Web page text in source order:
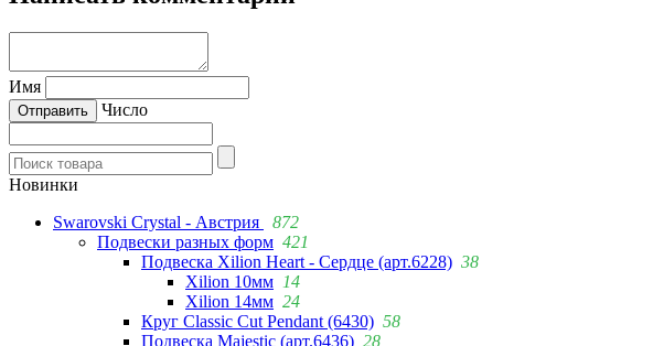
Имя
Число
Новинки
Swarovski Crystal - Австрия
872
Подвески разных форм 421
Подвеска Xilion Heart - Сердце (арт.6228) 38
Xilion 10мм 14
Xilion 14мм 24
Круг Classic Cut Pendant (6430) 58
Подвеска Majestic (арт.6436) 28